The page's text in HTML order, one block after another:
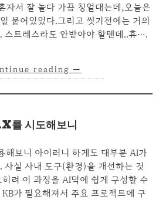
자서 잘 놀다 가끔 칭얼대는데,오늘은
붙어있었다.그리고 씻기전에는 거의
스트레스라도 안받아야 할텐데..휴….
reading →
를 시도해보니
해보니 아이러니 하게도 대부분 AI가
사실 사내 도구(환경)을 개선하는 것
려 이 과정을 AI덕에 쉽게 구성할 수
가 필요해져서 주요 프로젝트에 구